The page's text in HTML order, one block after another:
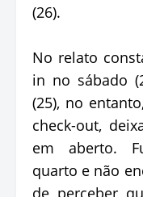
(26).
No relato
in no sábado
(25), no
check-out,
em aberto.
quarto e não
de perceber